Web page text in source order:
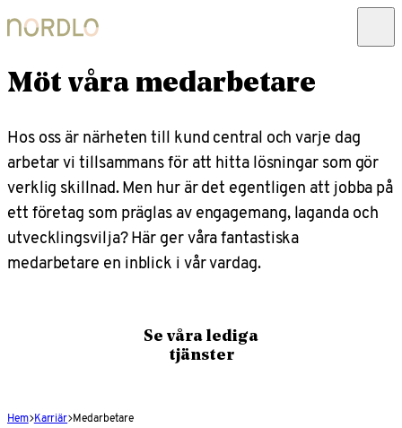
Möt våra medarbetare
Hos oss är närheten till kund central och varje dag
arbetar vi tillsammans för att hitta lösningar som gör
verklig skillnad. Men hur är det egentligen att jobba på
ett företag som präglas av engagemang, laganda och
utvecklingsvilja? Här ger våra fantastiska
medarbetare en inblick i vår vardag.
Se våra lediga
tjänster
Hem Karriär Medarbetare